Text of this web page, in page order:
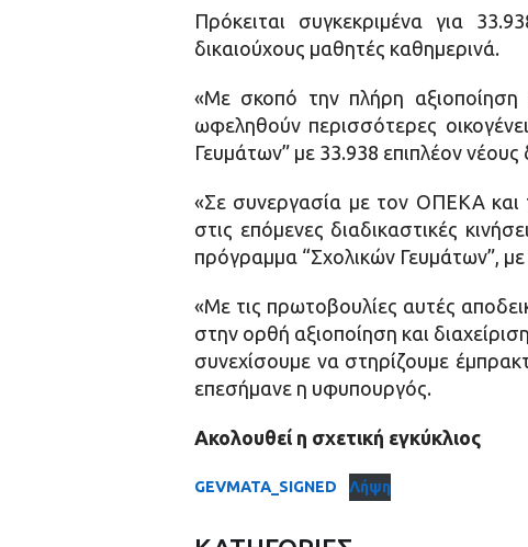
Πρόκειται συγκεκριμένα για
δικαιούχους μαθητές καθημερινά.
«Με σκοπό την πλήρη
ωφεληθούν περισσότερες
Γευμάτων” με 33.938 επιπλέον
«Σε συνεργασία με τον ΟΠΕΚΑ
στις επόμενες διαδικαστικές
πρόγραμμα “Σχολικών Γευμάτων”,
«Με τις πρωτοβουλίες αυτές
στην ορθή αξιοποίηση και
συνεχίσουμε να στηρίζουμε
επεσήμανε η υφυπουργός.
Ακολουθεί η σχετική εγκύκλιος
GEVMATA_SIGNED Λήψη